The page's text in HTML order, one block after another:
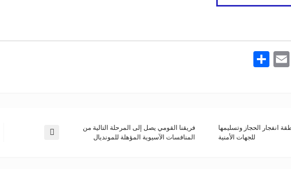
Snapchat
Email
انفجار الحجاز وتسليمها
للجهات الأمنية
فريقنا القومي يصل إلى المرحلة التالية من
المنافسات الآسيوية المؤهلة للمونديال